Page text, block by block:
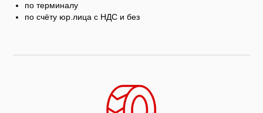
по терминалу
по счёту юр.лица с НДС и без